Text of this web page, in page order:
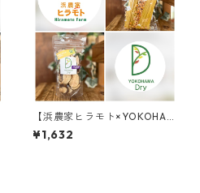
【浜農家ヒラモト×YOKOHAM
A Dry】のドライ食品2点セッ
ト(バターナッツかぼちゃのフ
¥1,632